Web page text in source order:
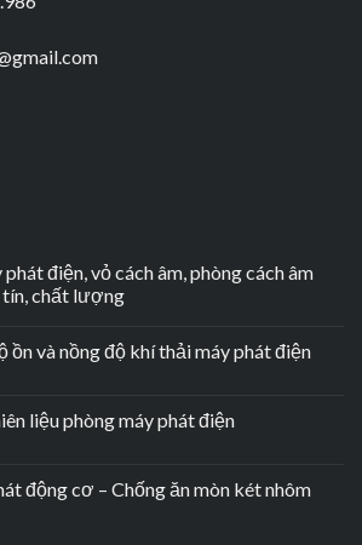
điện, vỏ cách âm, phòng cách âm
tín, chất lượng
ồn và nồng độ khí thải máy phát điện
liệu phòng máy phát điện
động cơ – Chống ăn mòn két nhôm